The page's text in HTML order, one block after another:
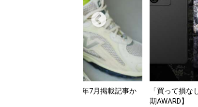
買って損なし」の極上スマホ5選【GoodsPress 2026上半